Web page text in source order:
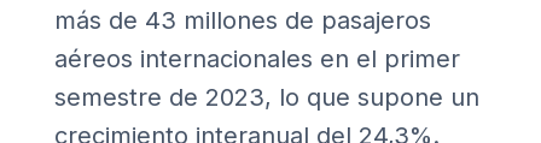
más de 43 millones de pasajeros
aéreos internacionales en el primer
semestre de 2023, lo que supone un
crecimiento interanual del 24,3%.